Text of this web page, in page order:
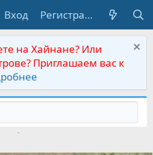
Вход Регистрация
на Хайнане? Или
Приглашаем вас к